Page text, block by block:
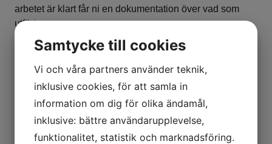
arbetet är klart får ni en dokumentation över vad som
utförts.
Vi lämnar alltid 5 års garanti samt drift- och
Samtycke till cookies
Vi och våra partners använder teknik,
inklusive cookies, för att samla in
information om dig för olika ändamål,
inklusive: bättre användarupplevelse,
funktionalitet, statistik och marknadsföring.